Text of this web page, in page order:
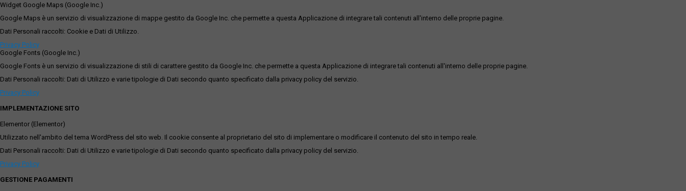
Widget Google Maps (Google Inc.)
Google Maps è un servizio di visualizzazione di mappe gestito da Google Inc. che permette a questa Applicazione di integrare tali contenuti all'interno delle proprie pagine.
Dati Personali raccolti: Cookie e Dati di Utilizzo.
Privacy Policy
Google Fonts (Google Inc.)
Google Fonts è un servizio di visualizzazione di stili di carattere gestito da Google Inc. che permette a questa Applicazione di integrare tali contenuti all'interno delle proprie pagine.
Dati Personali raccolti: Dati di Utilizzo e varie tipologie di Dati secondo quanto specificato dalla privacy policy del servizio.
Privacy Policy
IMPLEMENTAZIONE SITO
Elementor (Elementor)
Utilizzato nell'ambito del tema WordPress del sito web. Il cookie consente al proprietario del sito di implementare o modificare il contenuto del sito in tempo reale.
Dati Personali raccolti: Dati di Utilizzo e varie tipologie di Dati secondo quanto specificato dalla privacy policy del servizio.
Privacy Policy
GESTIONE PAGAMENTI